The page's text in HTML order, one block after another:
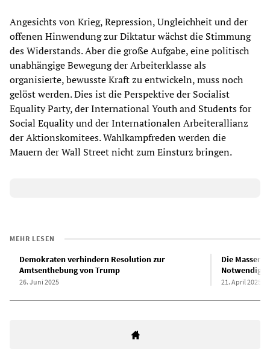
Angesichts von Krieg, Repression, Ungleichheit und der
offenen Hinwendung zur Diktatur wächst die Stimmung
des Widerstands. Aber die große Aufgabe, eine politisch
unabhängige Bewegung der Arbeiterklasse als
organisierte, bewusste Kraft zu entwickeln, muss noch
gelöst werden. Dies ist die Perspektive der Socialist
Equality Party, der International Youth and Students for
Social Equality und der Internationalen Arbeiterallianz
der Aktionskomitees. Wahlkampfreden werden die
Mauern der Wall Street nicht zum Einsturz bringen.
MEHR LESEN
Demokraten verhindern Resolution zur
Amtsenthebung von Trump
26. Juni 2025
Die
21. April 2025